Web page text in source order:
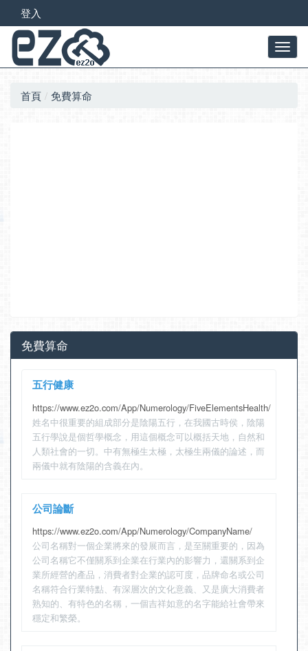
登入
首頁 免費算命
免費算命
五行健康
https://www.ez2o.com/App/Numerology/FiveElementsHealth/
姓名中很重要的組成部分是陰陽五行，在我國古時侯，陰陽
五行學說是個哲學概念，用這個概念可以概括天地，自然和
人類社會的一切。中有無極生太極，太極生兩儀的論述，而
兩儀中就有陰陽的含義在內。
公司論斷
https://www.ez2o.com/App/Numerology/CompanyName/
公司名稱對一個企業將來的發展而言，是至關重要的，因為
公司名稱它不僅關系到企業在行業內的影響力，還關系到企
業所經營的產品，消費者對企業的認可度，品牌命名或公司
名稱符合行業特點、有深層次的文化意義、又是廣大消費者
熟知的、有特色的名稱，一個吉祥如意的名字能給社會帶來
穩定和繁榮。